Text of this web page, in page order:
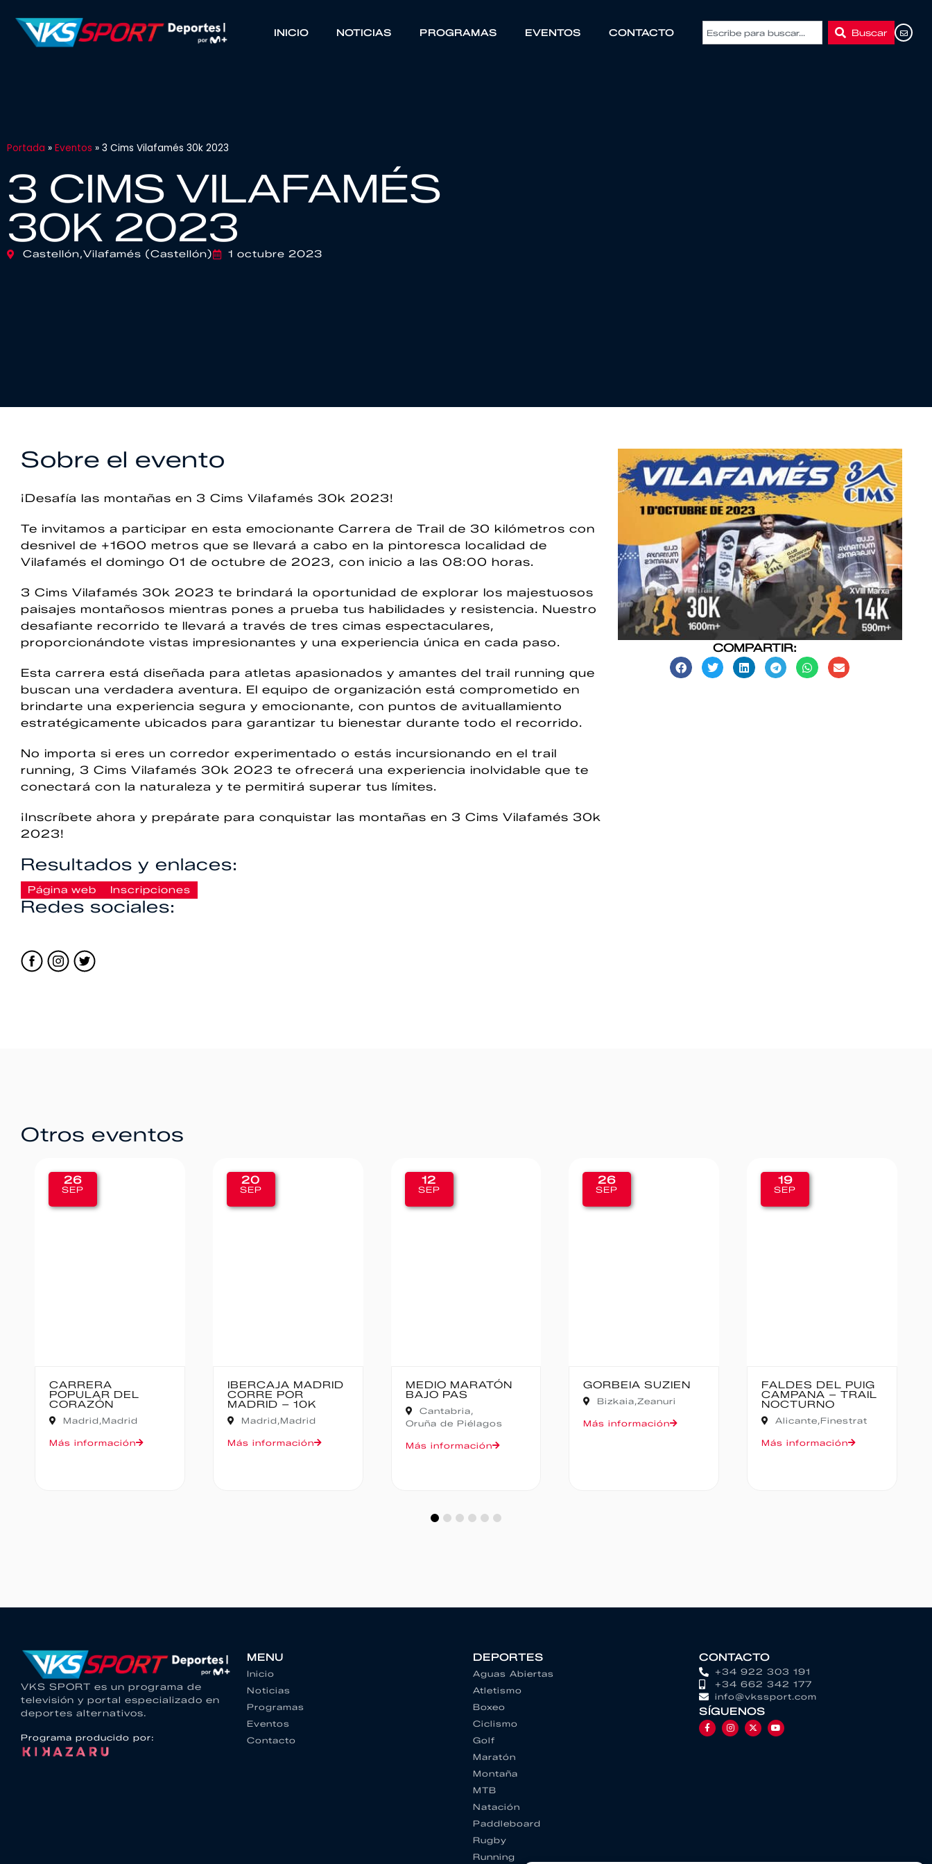
INICIO NOTICIAS PROGRAMAS EVENTOS CONTACTO Buscar
Portada » Eventos » 3 Cims Vilafamés 30k 2023
3 CIMS VILAFAMÉS
30K 2023
Castellón,Vilafamés (Castellón) 1 octubre 2023
Sobre el evento
¡Desafía las montañas en 3 Cims Vilafamés 30k 2023!
Te invitamos a participar en esta emocionante Carrera de Trail de 30 kilómetros con
desnivel de +1600 metros que se llevará a cabo en la pintoresca localidad de
Vilafamés el domingo 01 de octubre de 2023, con inicio a las 08:00 horas.
3 Cims Vilafamés 30k 2023 te brindará la oportunidad de explorar los majestuosos
paisajes montañosos mientras pones a prueba tus habilidades y resistencia. Nuestro
desafiante recorrido te llevará a través de tres cimas espectaculares,
proporcionándote vistas impresionantes y una experiencia única en cada paso.
Esta carrera está diseñada para atletas apasionados y amantes del trail running que
buscan una verdadera aventura. El equipo de organización está comprometido en
brindarte una experiencia segura y emocionante, con puntos de avituallamiento
estratégicamente ubicados para garantizar tu bienestar durante todo el recorrido.
No importa si eres un corredor experimentado o estás incursionando en el trail
running, 3 Cims Vilafamés 30k 2023 te ofrecerá una experiencia inolvidable que te
conectará con la naturaleza y te permitirá superar tus límites.
¡Inscríbete ahora y prepárate para conquistar las montañas en 3 Cims Vilafamés 30k
2023!
Resultados y enlaces:
Página web Inscripciones
Redes sociales:
COMPARTIR:
Otros eventos
CARRERA
POPULAR DEL
CORAZÓN
Madrid,Madrid
Más información
IBERCAJA MADRID
CORRE POR
MADRID – 10K
Madrid,Madrid
Más información
MEDIO MARATÓN
BAJO PAS
Cantabria,
Oruña de Piélagos
Más información
GORBEIA SUZIEN
Bizkaia,Zeanuri
Más información
FALDES DEL PUIG
CAMPANA – TRAIL
NOCTURNO
Alicante,Finestrat
Más información
VKS SPORT es un programa de
televisión y portal especializado en
deportes alternativos.
Programa producido por:
MENU
Inicio
Noticias
Programas
Eventos
Contacto
DEPORTES
Aguas Abiertas
Atletismo
Boxeo
Ciclismo
Golf
Maratón
Montaña
MTB
Natación
Paddleboard
Rugby
Running
CONTACTO
+34 922 303 191
+34 662 342 177
info@vkssport.com
SÍGUENOS